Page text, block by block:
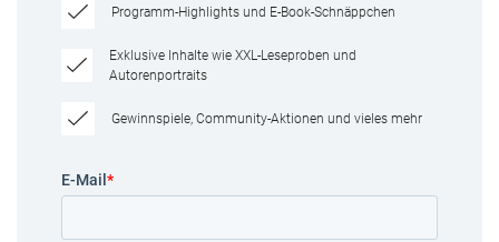
Programm-Highlights und E-Book-Schnäppchen
Exklusive Inhalte wie XXL-Leseproben und
Autorenportraits
Gewinnspiele, Community-Aktionen und vieles mehr
E-Mail *